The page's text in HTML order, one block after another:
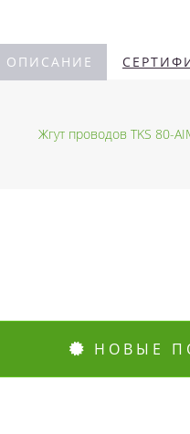
ОПИСАНИЕ
Жгут проводов TKS 80-
НОВЫЕ